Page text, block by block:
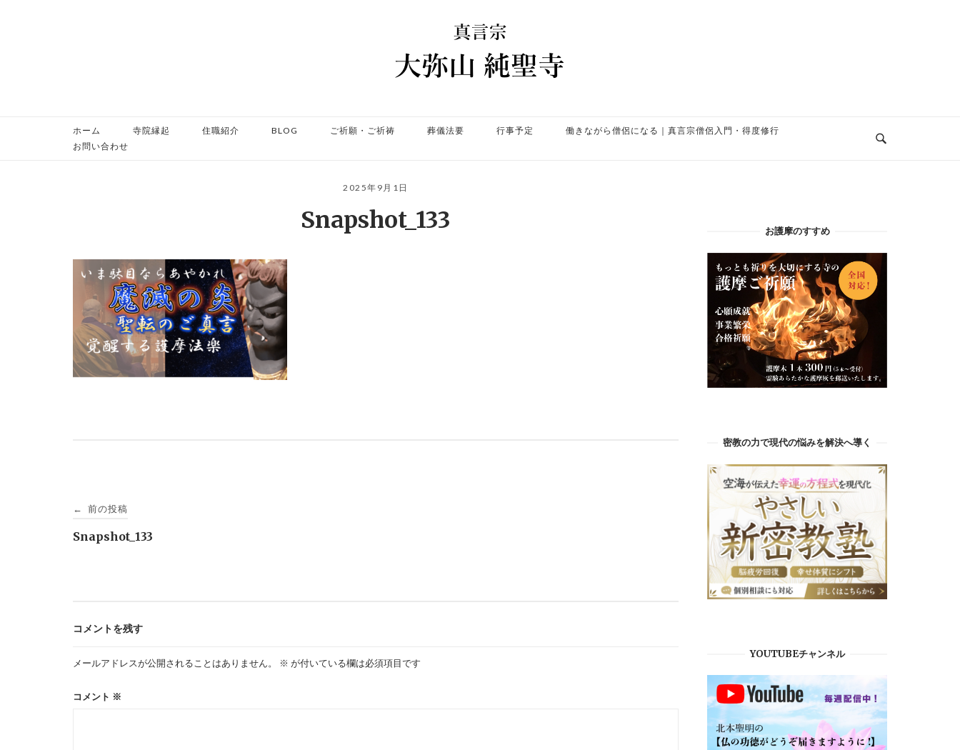
ホーム 寺院縁起 住職紹介 BLOG ご祈願・ご祈祷 葬儀法要 行事予定
働きながら僧侶になる｜真言宗僧侶入門・得度修行
お問い合わせ
2025年9月1日
Snapshot_133
投
稿
ー
← 前の投稿
Snapshot_133
コメントを残す
メールアドレスが公開されることはありません。 ※ が付いている欄は必須項目です
コメント ※
お護摩のすすめ
密教の力で現代の悩みを解決へ導く
YOUTUBEチャンネル